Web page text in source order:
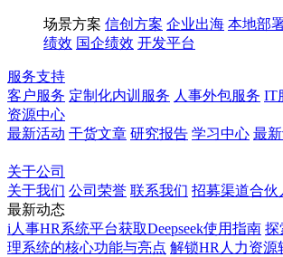
场景方案 信创方案 企业出海 本地部
绩效 国企绩效 开发平台
服务支持
客户服务 定制化内训服务 人事外包服务 IT
资源中心
最新活动 干货文章 研究报告 学习中心 最
关于公司
关于我们 公司荣誉 联系我们 招募渠道合伙
最新动态
i人事HR系统平台获取Deepseek使用指南 探
理系统的核心功能与亮点 解锁HR人力资源